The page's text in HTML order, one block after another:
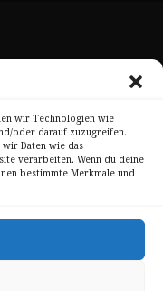
wir Technologien wie
oder darauf zuzugreifen.
wir Daten wie das
verarbeiten. Wenn du deine
bestimmte Merkmale und
Urheberrecht von